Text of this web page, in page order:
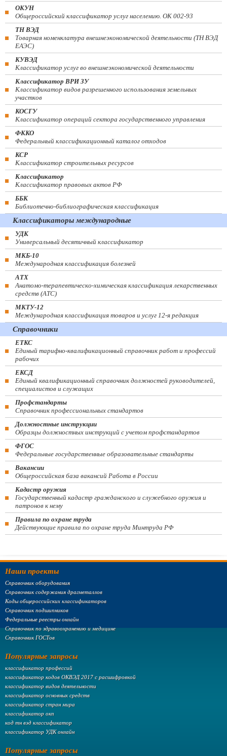
ОКУН
Общероссийский классификатор услуг населению. ОК 002-93
ТН ВЭД
Товарная номенклатура внешнеэкономической деятельности (ТН ВЭД
ЕАЭС)
КУВЭД
Классификатор услуг во внешнеэкономической деятельности
Классификатор ВРИ ЗУ
Классификатор видов разрешенного использования земельных
участков
КОСГУ
Классификатор операций сектора государственного управления
ФККО
Федеральный классификационный каталог отходов
КСР
Классификатор строительных ресурсов
Классификатор
Классификатор правовых актов РФ
ББК
Библиотечно-библиографическая классификация
Классификаторы международные
УДК
Универсальный десятичный классификатор
МКБ-10
Международная классификация болезней
АТХ
Анатомо-терапевтическо-химическая классификация лекарственных
средств (ATC)
МКТУ-12
Международная классификация товаров и услуг 12-я редакция
Справочники
ЕТКС
Единый тарифно-квалификационный справочник работ и профессий
рабочих
ЕКСД
Единый квалификационный справочник должностей руководителей,
специалистов и служащих
Профстандарты
Справочник профессиональных стандартов
Должностные инструкции
Образцы должностных инструкций с учетом профстандартов
ФГОС
Федеральные государственные образовательные стандарты
Вакансии
Общероссийская база вакансий Работа в России
Кадастр оружия
Государственный кадастр гражданского и служебного оружия и
патронов к нему
Правила по охране труда
Действующие правила по охране труда Минтруда РФ
Наши проекты
Справочник оборудования
Справочник содержания драгметаллов
Коды общероссийских классификаторов
Справочник подшипников
Федеральные реестры онлайн
Справочник по здравоохранению и медицине
Справочник ГОСТов
Популярные запросы
классификатор профессий
классификатор кодов ОКВЭД 2017 с расшифровкой
классификатор видов деятельности
классификатор основных средств
классификатор стран мира
классификатор окп
код тн вэд классификатор
классификатор УДК онлайн
Популярные запросы